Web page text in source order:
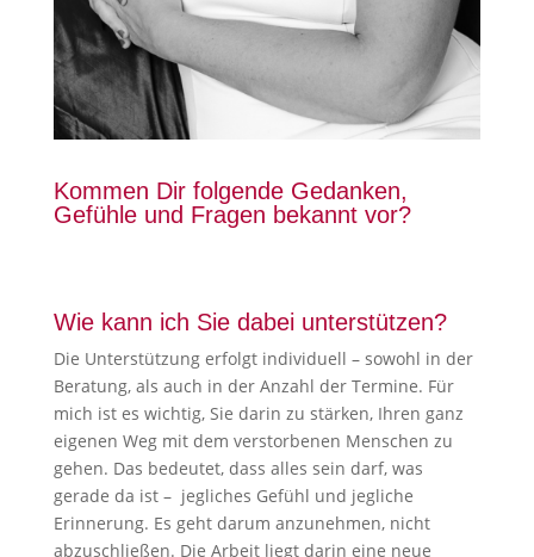
Kommen Dir folgende Gedanken,
Gefühle und Fragen bekannt vor?
Wie kann ich Sie dabei unterstützen?
Die Unterstützung erfolgt individuell – sowohl in der
Beratung, als auch in der Anzahl der Termine. Für
mich ist es wichtig, Sie darin zu stärken, Ihren ganz
eigenen Weg mit dem verstorbenen Menschen zu
gehen. Das bedeutet, dass alles sein darf, was
gerade da ist – jegliches Gefühl und jegliche
Erinnerung. Es geht darum anzunehmen, nicht
abzuschließen. Die Arbeit liegt darin eine neue